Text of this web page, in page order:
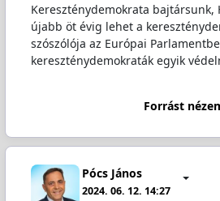
Kereszténydemokrata bajtársunk,
újabb öt évig lehet a
szószólója az Európai
kereszténydemokraták egyik
Forrást
Pócs János
2024. 06. 12. 14:27